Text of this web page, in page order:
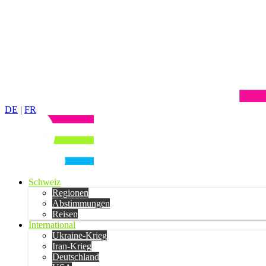
DE | FR
Schweiz
Regionen
Abstimmungen
Reisen
International
Ukraine-Krieg
Iran-Krieg
Deutschland